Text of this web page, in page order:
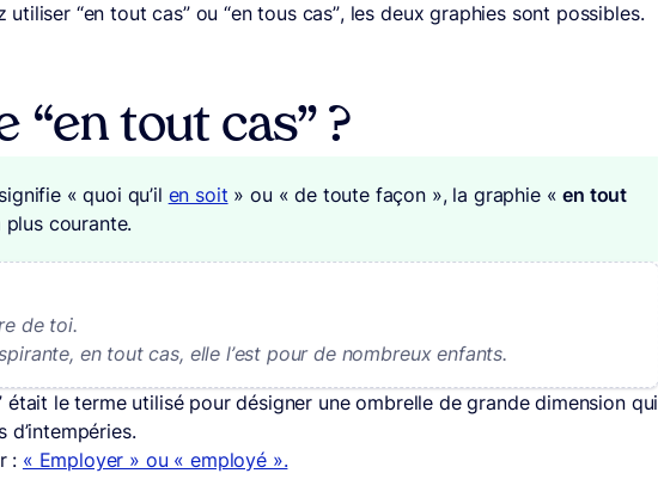
“en tout cas” ou “en tous cas”, les deux graphies sont possibles.
“en tout cas” ?
« quoi qu’il en soit » ou « de toute façon », la graphie «en tout
courante.
de toi.
en tout cas, elle l’est pour de nombreux enfants.
était le terme utilisé pour désigner une ombrelle de grande dimension qui
: « Employer » ou « employé ».